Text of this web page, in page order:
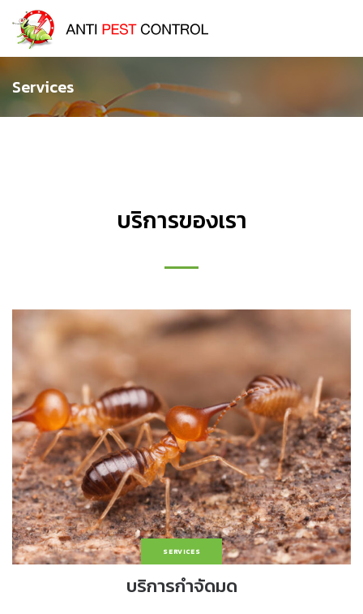
Services
บริการของเรา
SERVICES
บริการกำจัดมด